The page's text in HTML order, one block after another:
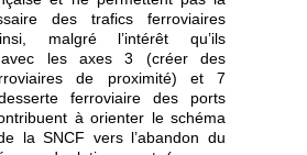
des trafics ferroviaires
malgré l’intérêt qu’ils
avec les axes 3 (créer des
de proximité) et 7
ferroviaire des ports
à orienter le schéma
la SNCF vers l’abandon du